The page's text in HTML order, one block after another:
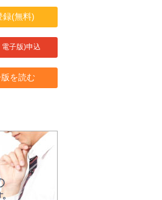
録(無料)
子版)申込
を読む